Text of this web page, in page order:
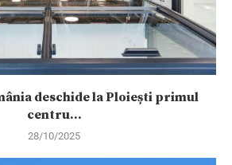
deschide la Ploiești primul
centru...
28/10/2025